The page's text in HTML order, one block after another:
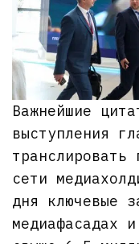
Важнейшие
выступления
транслировать
сети
дня ключевые
медиафасадах